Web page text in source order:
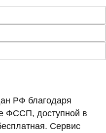
РФ благодаря
ФССП, доступной в
Сервис